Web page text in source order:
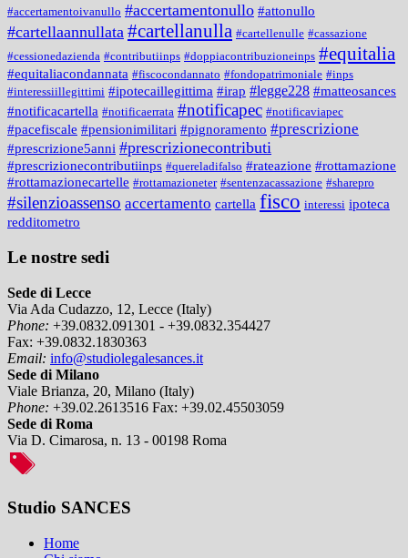
#accertamentoivanullo #accertamentonullo #attonullo
#cartellaannullata #cartellanulla #cartellenulle #cassazione
#cessionedazienda #contributiinps #doppiacontribuzioneinps #equitalia
#equitaliacondannata #fiscocondannato #fondopatrimoniale #inps
#interessiillegittimi #ipotecaillegittima #irap #legge228 #matteosances
#notificacartella #notificaerrata #notificapec #notificaviapec
#pacefiscale #pensionimilitari #pignoramento #prescrizione
#prescrizione5anni #prescrizionecontributi
#prescrizionecontributiinps #quereladifalso #rateazione #rottamazione
#rottamazionecartelle #rottamazioneter #sentenzacassazione #sharepro
#silenzioassenso accertamento cartella fisco interessi ipoteca
redditometro
Le nostre sedi
Sede di Lecce
Via Ada Cudazzo, 12, Lecce (Italy)
Phone: +39.0832.091301 - +39.0832.354427
Fax: +39.0832.1830363
Email: info@studiolegalesances.it
Sede di Milano
Viale Brianza, 20, Milano (Italy)
Phone: +39.02.2613516 Fax: +39.02.45503059
Sede di Roma
Via D. Cimarosa, n. 13 - 00198 Roma
Studio SANCES
Home